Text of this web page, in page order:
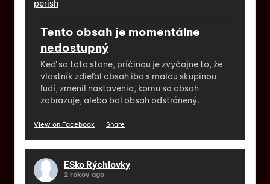
perish
Tento obsah je momentálne
nedostupný
Keď sa toto stane, príčinou je zvyčajne to, že
vlastník zdieľal obsah iba s malou skupinou
ľudí, zmenil nastavenia, komu sa obsah
zobrazuje, alebo bol obsah odstránený.
View on Facebook · Share
ESko Rýchlovky
2 rokov ago